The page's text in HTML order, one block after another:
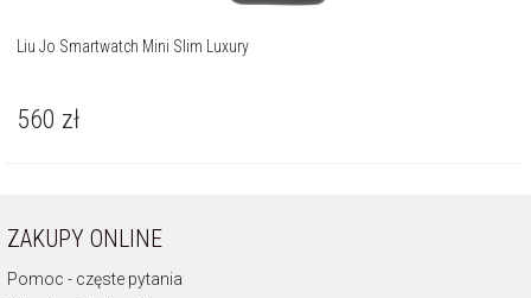
Liu Jo Smartwatch Mini Slim Luxury
560 zł
ZAKUPY ONLINE
Pomoc - częste pytania